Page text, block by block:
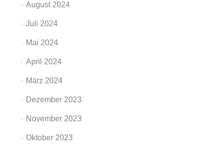
August 2024
Juli 2024
Mai 2024
April 2024
März 2024
Dezember 2023
November 2023
Oktober 2023